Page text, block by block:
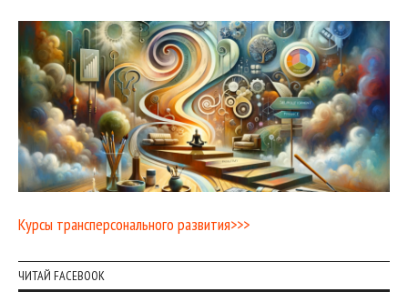
Курсы трансперсонального развития>>>
ЧИТАЙ FACEBOOK